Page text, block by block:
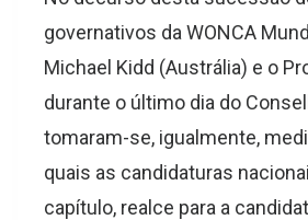
governativos da WONCA
Michael Kidd (Austrália) e o
durante o último dia do
tomaram-se, igualmente,
quais as candidaturas
capítulo, realce para a